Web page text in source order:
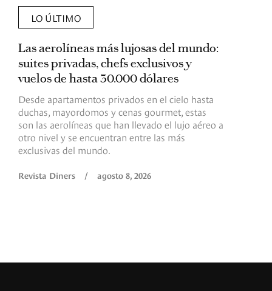
LO ÚLTIMO
Las aerolíneas más lujosas del mundo:
suites privadas, chefs exclusivos y
vuelos de hasta 30.000 dólares
Desde apartamentos privados en el cielo hasta
duchas, mayordomos y cenas gourmet, estas
son las aerolíneas que han llevado el lujo aéreo a
otro nivel y se encuentran entre las más
exclusivas del mundo.
Revista Diners / agosto 8, 2026